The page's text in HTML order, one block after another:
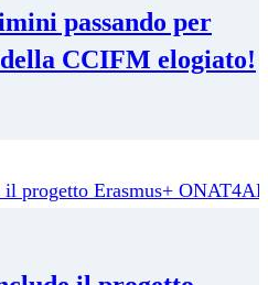
passando per
CCIFM elogiato!